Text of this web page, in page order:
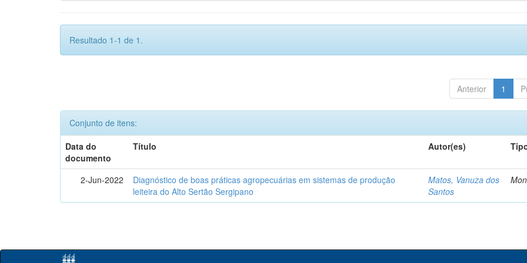
Resultado 1-1 de 1.
Anterior 1
Conjunto de itens:
Data do
documento
Título Autor(es)
2-Jun-2022
Diagnóstico de boas práticas agropecuárias em sistemas de produção
leiteira do Alto Sertão Sergipano
Matos, Vanuza dos
Santos